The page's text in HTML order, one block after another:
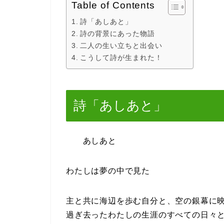
Table of Contents
詩「あしあと」
詩の背景にあった物語
二人の生い立ちと出会い
こうして詩が生まれた！
詩「あしあと」
あしあと
わたしは夢の中で見た
主と共に海辺を歩む自分と、空の銀幕に
過ぎ去ったわたしの生涯のすべての日々